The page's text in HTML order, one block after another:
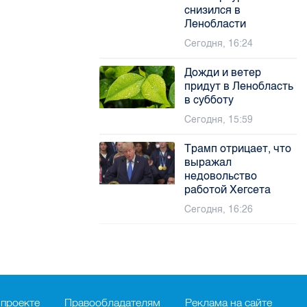
снизился в
Ленобласти
Сегодня, 16:24
Дожди и ветер
придут в Ленобласть
в субботу
Сегодня, 15:59
Трамп отрицает, что
выражал
недовольство
работой Хегсета
Сегодня, 16:26
Правообладателям Реклама на сайте